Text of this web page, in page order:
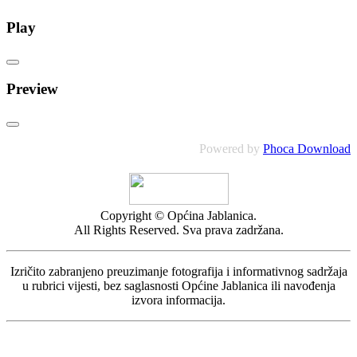
Play
Preview
Powered by Phoca Download
Copyright © Općina Jablanica.
All Rights Reserved. Sva prava zadržana.
Izričito zabranjeno preuzimanje fotografija i informativnog sadržaja
u rubrici vijesti, bez saglasnosti Općine Jablanica ili navođenja
izvora informacija.